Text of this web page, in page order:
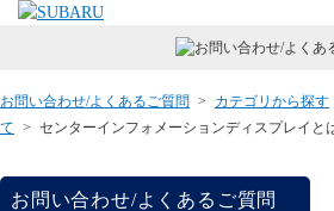
お問い合わせ/よくあるご質問 > カテゴリから探す
て > センターインフォメーションディスプレイと
お問い合わせ/よくあるご質問